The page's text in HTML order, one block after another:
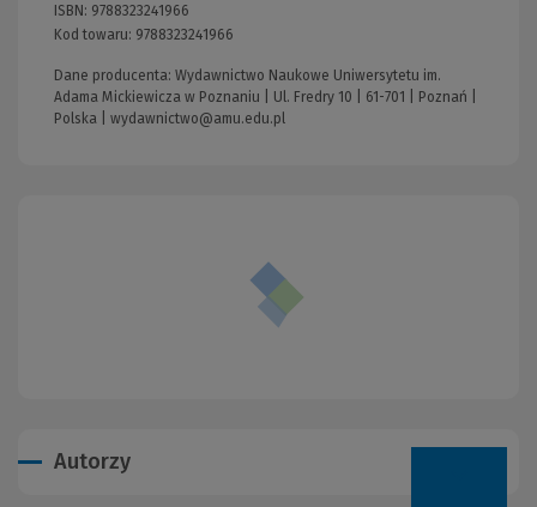
ISBN: 9788323241966
Kod towaru: 9788323241966
Dane producenta: Wydawnictwo Naukowe Uniwersytetu im.
Adama Mickiewicza w Poznaniu | Ul. Fredry 10 | 61-701 | Poznań |
Polska | wydawnictwo@amu.edu.pl
Autorzy